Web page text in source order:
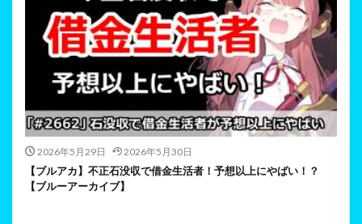
2026年5月29日 2026年5月30日
【ブルアカ】不正石没収で借金生活者！予想以上にやばい！？
【ブルーアーカイブ】